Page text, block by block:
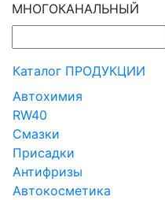
МНОГОКАНАЛЬНЫЙ
Каталог ПРОДУКЦИИ
Автохимия
RW40
Смазки
Присадки
Антифризы
Автокосметика